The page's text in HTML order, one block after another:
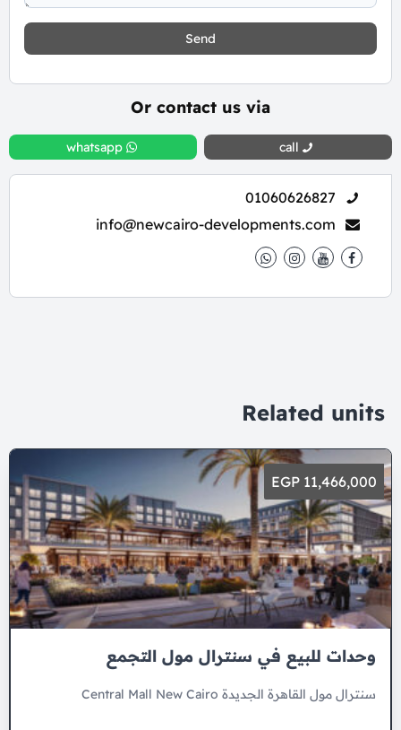
Send
Or contact us via
call
whatsapp
01060626827
info@newcairo-developments.com
Related units
11,466,000 EGP
وحدات للبيع في سنترال مول التجمع
سنترال مول القاهرة الجديدة Central Mall New Cairo